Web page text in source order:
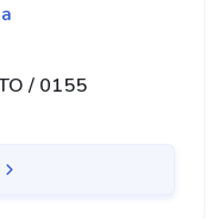
/ 0155